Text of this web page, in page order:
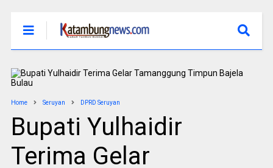
Home Seruyan DPRD Seruyan
Bupati Yulhaidir
Terima Gelar